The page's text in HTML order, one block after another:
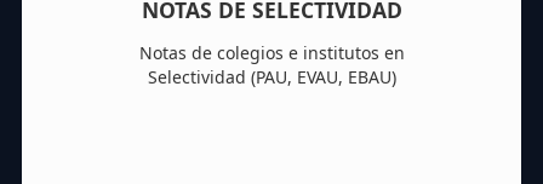
NOTAS DE SELECTIVIDAD
Notas de colegios e institutos en
Selectividad (PAU, EVAU, EBAU)